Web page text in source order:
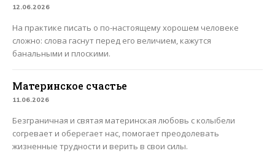
12.06.2026
На практике писать о по-настоящему хорошем человеке
сложно: слова гаснут перед его величием, кажутся
банальными и плоскими.
Материнское счастье
11.06.2026
Безграничная и святая материнская любовь с колыбели
согревает и оберегает нас, помогает преодолевать
жизненные трудности и верить в свои силы.